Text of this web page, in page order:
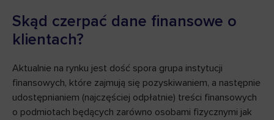
Skąd czerpać dane finansowe o
klientach?
Aktualnie na rynku jest dość spora grupa instytucji
finansowych, które zajmują się pozyskiwaniem, a następnie
udostępnianiem (najczęściej odpłatnie) treści finansowych
o podmiotach będących zarówno osobami fizycznymi jak